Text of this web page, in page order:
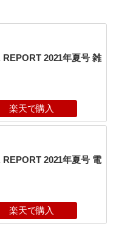
2021年夏号 雑
楽天で購入
2021年夏号 電
楽天で購入